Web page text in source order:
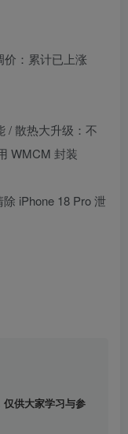
价：累计已上涨
/ 散热大升级：不
WMCM 封装
iPhone 18 Pro 泄
供大家学习与参